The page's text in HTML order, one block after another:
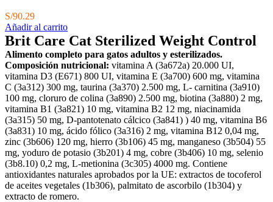
S/90.29
Añadir al carrito
Brit Care Cat Sterilized Weight Control
Alimento completo para gatos adultos y esterilizados.
Composición nutricional: vitamina A (3a672a) 20.000 UI,
vitamina D3 (E671) 800 UI, vitamina E (3a700) 600 mg, vitamina
C (3a312) 300 mg, taurina (3a370) 2.500 mg, L- carnitina (3a910)
100 mg, cloruro de colina (3a890) 2.500 mg, biotina (3a880) 2 mg,
vitamina B1 (3a821) 10 mg, vitamina B2 12 mg, niacinamida
(3a315) 50 mg, D-pantotenato cálcico (3a841) ) 40 mg, vitamina B6
(3a831) 10 mg, ácido fólico (3a316) 2 mg, vitamina B12 0,04 mg,
zinc (3b606) 120 mg, hierro (3b106) 45 mg, manganeso (3b504) 55
mg, yoduro de potasio (3b201) 4 mg, cobre (3b406) 10 mg, selenio
(3b8.10) 0,2 mg, L-metionina (3c305) 4000 mg. Contiene
antioxidantes naturales aprobados por la UE: extractos de tocoferol
de aceites vegetales (1b306), palmitato de ascorbilo (1b304) y
extracto de romero.